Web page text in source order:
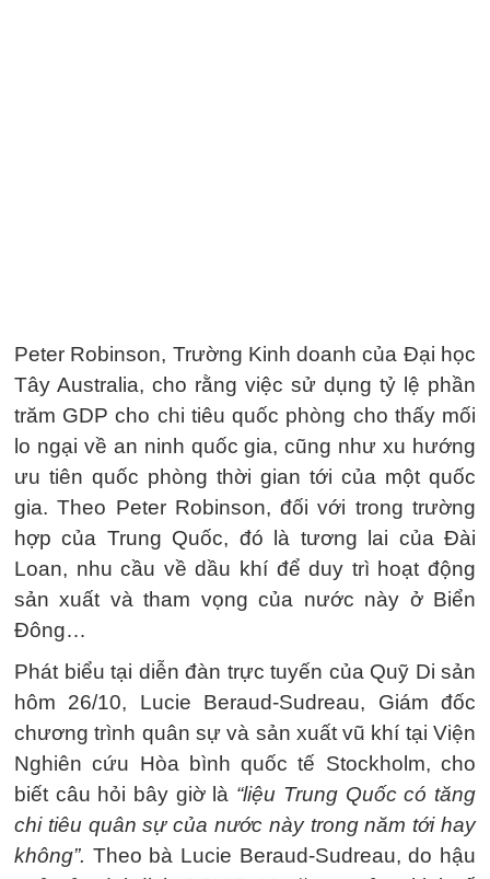
Peter Robinson, Trường Kinh doanh của Đại học
Tây Australia, cho rằng việc sử dụng tỷ lệ phần
trăm GDP cho chi tiêu quốc phòng cho thấy mối
lo ngại về an ninh quốc gia, cũng như xu hướng
ưu tiên quốc phòng thời gian tới của một quốc
gia. Theo Peter Robinson, đối với trong trường
hợp của Trung Quốc, đó là tương lai của Đài
Loan, nhu cầu về dầu khí để duy trì hoạt động
sản xuất và tham vọng của nước này ở Biển
Đông…
Phát biểu tại diễn đàn trực tuyến của Quỹ Di sản
hôm 26/10, Lucie Beraud-Sudreau, Giám đốc
chương trình quân sự và sản xuất vũ khí tại Viện
Nghiên cứu Hòa bình quốc tế Stockholm, cho
biết câu hỏi bây giờ là “liệu Trung Quốc có tăng
chi tiêu quân sự của nước này trong năm tới hay
không”. Theo bà Lucie Beraud-Sudreau, do hậu